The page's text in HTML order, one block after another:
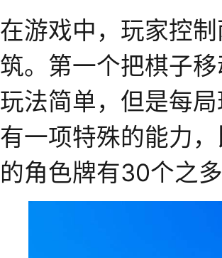
在游戏中，玩家控
筑。第一个把棋子
玩法简单，但是每
有一项特殊的能力
的角色牌有30个之